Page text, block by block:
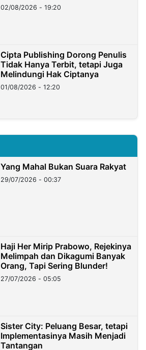
02/08/2026 - 19:20
Cipta Publishing Dorong Penulis
Tidak Hanya Terbit, tetapi Juga
Melindungi Hak Ciptanya
01/08/2026 - 12:20
Yang Mahal Bukan Suara Rakyat
29/07/2026 - 00:37
Haji Her Mirip Prabowo, Rejekinya
Melimpah dan Dikagumi Banyak
Orang, Tapi Sering Blunder!
27/07/2026 - 05:05
Sister City: Peluang Besar, tetapi
Implementasinya Masih Menjadi
Tantangan